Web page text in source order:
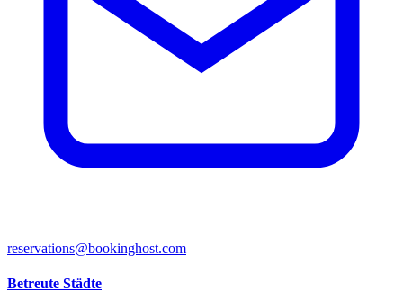
reservations@bookinghost.com
Betreute Städte